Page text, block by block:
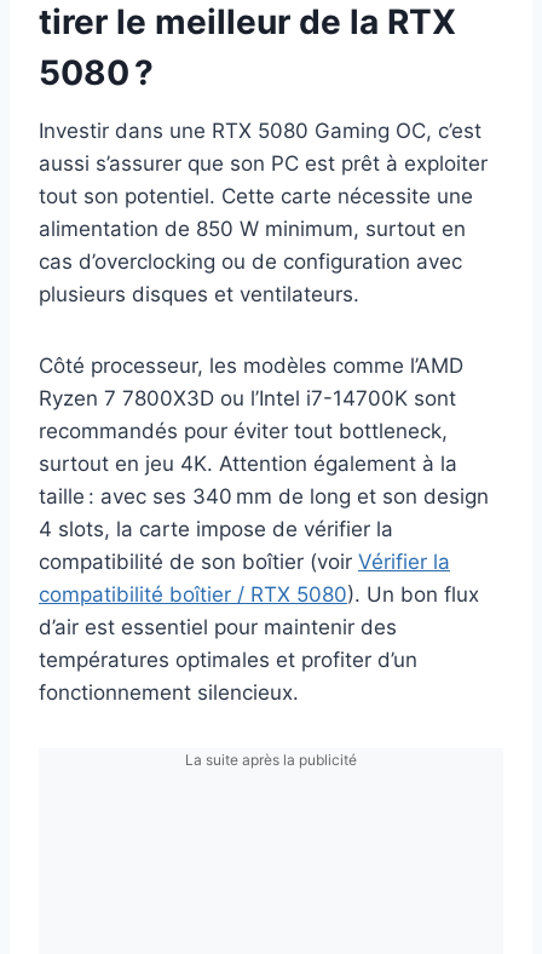
tirer le meilleur de la RTX
5080 ?
Investir dans une RTX 5080 Gaming OC, c’est
aussi s’assurer que son PC est prêt à exploiter
tout son potentiel. Cette carte nécessite une
alimentation de 850 W minimum, surtout en
cas d’overclocking ou de configuration avec
plusieurs disques et ventilateurs.
Côté processeur, les modèles comme l’AMD
Ryzen 7 7800X3D ou l’Intel i7-14700K sont
recommandés pour éviter tout bottleneck,
surtout en jeu 4K. Attention également à la
taille : avec ses 340 mm de long et son design
4 slots, la carte impose de vérifier la
compatibilité de son boîtier (voir Vérifier la
compatibilité boîtier / RTX 5080). Un bon flux
d’air est essentiel pour maintenir des
températures optimales et profiter d’un
fonctionnement silencieux.
La suite après la publicité